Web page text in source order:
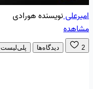
امیرعلینویسنده هورادی
مشاهده
2 دیدگاه‌ها پلی‌لیست